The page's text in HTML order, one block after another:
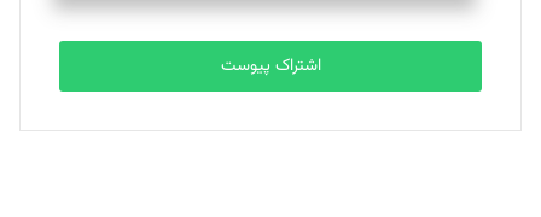
تحریریه
بابک نقاش
تحریریه
اشتراک پیوست